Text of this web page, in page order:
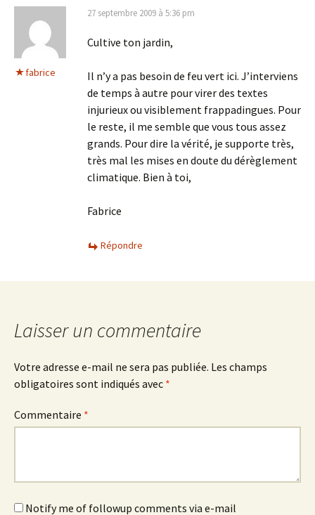
fabrice
27 septembre 2009 à 5:36 pm
Cultive ton jardin,
Il n’y a pas besoin de feu vert ici. J’interviens
de temps à autre pour virer des textes
injurieux ou visiblement frappadingues. Pour
le reste, il me semble que vous tous assez
grands. Pour dire la vérité, je supporte très,
très mal les mises en doute du dérèglement
climatique. Bien à toi,
Fabrice
Répondre
Laisser un commentaire
Votre adresse e-mail ne sera pas publiée. Les champs
obligatoires sont indiqués avec *
Commentaire *
Notify me of followup comments via e-mail